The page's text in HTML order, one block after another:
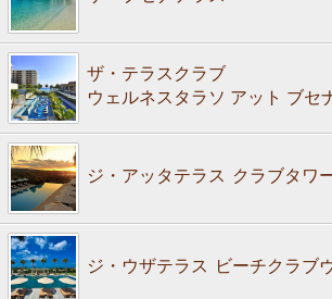
ザ・テラスクラブ
ウェルネスタラソ アット ブセ
ジ・アッタテラス クラブタワ
ジ・ウザテラス ビーチクラブ